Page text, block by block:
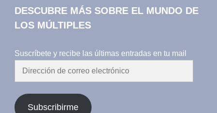
DESCUBRE MÁS SOBRE EL MUNDO DE
LOS MÚLTIPLES
Suscríbete y recibe las últimas entradas en tu mail
Dirección
correo
electrónico
Subscribirme